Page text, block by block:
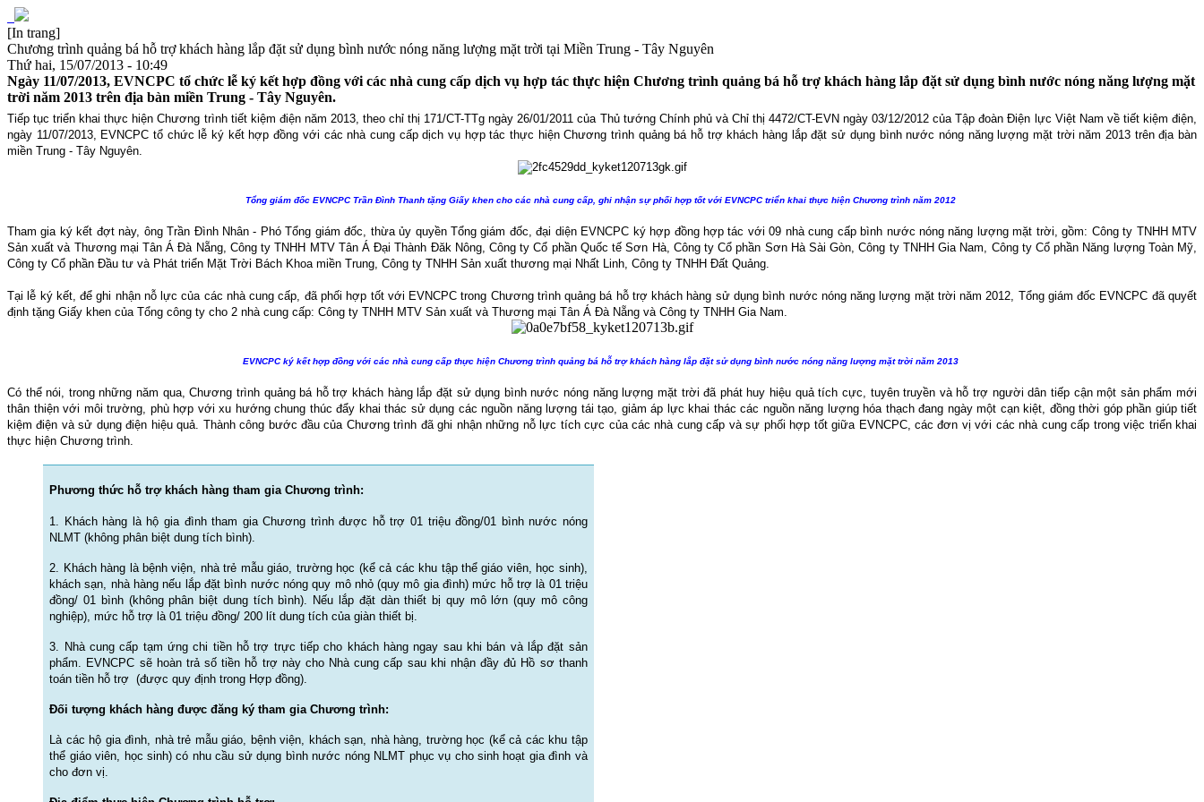
[In trang]
Chương trình quảng bá hỗ trợ khách hàng lắp đặt sử dụng bình nước nóng năng lượng mặt trời tại Miền Trung - Tây Nguyên
Thứ hai, 15/07/2013 - 10:49
Ngày 11/07/2013, EVNCPC tổ chức lễ ký kết hợp đồng với các nhà cung cấp dịch vụ hợp tác thực hiện Chương trình quảng bá hỗ trợ khách hàng lắp đặt sử dụng bình nước nóng năng lượng mặt
trời năm 2013 trên địa bàn miền Trung - Tây Nguyên.
Tiếp tục triển khai thực hiện Chương trình tiết kiệm điện năm 2013, theo chỉ thị 171/CT-TTg ngày 26/01/2011 của Thủ tướng Chính phủ và Chỉ thị 4472/CT-EVN ngày 03/12/2012 của Tập đoàn Điện lực Việt Nam về tiết kiệm điện,
ngày 11/07/2013, EVNCPC tổ chức lễ ký kết hợp đồng với các nhà cung cấp dịch vụ hợp tác thực hiện Chương trình quảng bá hỗ trợ khách hàng lắp đặt sử dụng bình nước nóng năng lượng mặt trời năm 2013 trên địa bàn
miền Trung - Tây Nguyên.
Tổng giám đốc EVNCPC Trần Đình Thanh tặng Giấy khen cho các nhà cung cấp, ghi nhận sự phối hợp tốt với EVNCPC triển khai thực hiện Chương trình năm 2012
Tham gia ký kết đợt này, ông Trần Đình Nhân - Phó Tổng giám đốc, thừa ủy quyền Tổng giám đốc, đại diện EVNCPC ký hợp đồng hợp tác với 09 nhà cung cấp bình nước nóng năng lượng mặt trời, gồm: Công ty TNHH MTV
Sản xuất và Thương mại Tân Á Đà Nẵng, Công ty TNHH MTV Tân Á Đại Thành Đăk Nông, Công ty Cổ phần Quốc tế Sơn Hà, Công ty Cổ phần Sơn Hà Sài Gòn, Công ty TNHH Gia Nam, Công ty Cổ phần Năng lượng Toàn Mỹ,
Công ty Cổ phần Đầu tư và Phát triển Mặt Trời Bách Khoa miền Trung, Công ty TNHH Sản xuất thương mại Nhất Linh, Công ty TNHH Đất Quảng.
Tại lễ ký kết, để ghi nhận nỗ lực của các nhà cung cấp, đã phối hợp tốt với EVNCPC trong Chương trình quảng bá hỗ trợ khách hàng sử dụng bình nước nóng năng lượng mặt trời năm 2012, Tổng giám đốc EVNCPC đã quyết
định tặng Giấy khen của Tổng công ty cho 2 nhà cung cấp: Công ty TNHH MTV Sản xuất và Thương mại Tân Á Đà Nẵng và Công ty TNHH Gia Nam.
EVNCPC ký kết hợp đồng với các nhà cung cấp thực hiện Chương trình quảng bá hỗ trợ khách hàng lắp đặt sử dụng bình nước nóng năng lượng mặt trời năm 2013
Có thể nói, trong những năm qua, Chương trình quảng bá hỗ trợ khách hàng lắp đặt sử dụng bình nước nóng năng lượng mặt trời đã phát huy hiệu quả tích cực, tuyên truyền và hỗ trợ người dân tiếp cận một sản phẩm mới
thân thiện với môi trường, phù hợp với xu hướng chung thúc đẩy khai thác sử dụng các nguồn năng lượng tái tạo, giảm áp lực khai thác các nguồn năng lượng hóa thạch đang ngày một cạn kiệt, đồng thời góp phần giúp tiết
kiệm điện và sử dụng điện hiệu quả. Thành công bước đầu của Chương trình đã ghi nhận những nỗ lực tích cực của các nhà cung cấp và sự phối hợp tốt giữa EVNCPC, các đơn vị với các nhà cung cấp trong việc triển khai
thực hiện Chương trình.
Phương thức hỗ trợ khách hàng tham gia Chương trình:
1. Khách hàng là hộ gia đình tham gia Chương trình được hỗ trợ 01 triệu đồng/01 bình nước nóng
NLMT (không phân biệt dung tích bình).
2. Khách hàng là bệnh viện, nhà trẻ mẫu giáo, trường học (kể cả các khu tập thể giáo viên, học sinh),
khách sạn, nhà hàng nếu lắp đặt bình nước nóng quy mô nhỏ (quy mô gia đình) mức hỗ trợ là 01 triệu
đồng/ 01 bình (không phân biệt dung tích bình). Nếu lắp đặt dàn thiết bị quy mô lớn (quy mô công
nghiệp), mức hỗ trợ là 01 triệu đồng/ 200 lít dung tích của giàn thiết bị.
3. Nhà cung cấp tạm ứng chi tiền hỗ trợ trực tiếp cho khách hàng ngay sau khi bán và lắp đặt sản
phẩm. EVNCPC sẽ hoàn trả số tiền hỗ trợ này cho Nhà cung cấp sau khi nhận đầy đủ Hồ sơ thanh
toán tiền hỗ trợ (được quy định trong Hợp đồng).
Đối tượng khách hàng được đăng ký tham gia Chương trình:
Là các hộ gia đình, nhà trẻ mẫu giáo, bệnh viện, khách sạn, nhà hàng, trường học (kể cả các khu tập
thể giáo viên, học sinh) có nhu cầu sử dụng bình nước nóng NLMT phục vụ cho sinh hoạt gia đình và
cho đơn vị.